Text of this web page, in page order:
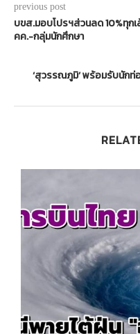
previous post
บขส.มอบโปรฯส่วนลด 10%ทุก
คค.-กลุ่มนักศึกษา
‘สุวรรณภูมิ’ พร้อมรับนักท่